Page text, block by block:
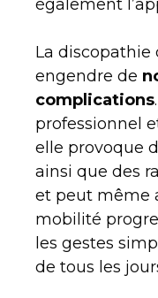
également
La
engendre de
complications
professionnel
elle provoque
ainsi que des
et peut même
mobilité
les gestes
de tous les